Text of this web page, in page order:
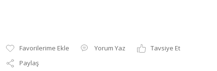
Yorum Yaz
Tavsiye Et
Paylaş